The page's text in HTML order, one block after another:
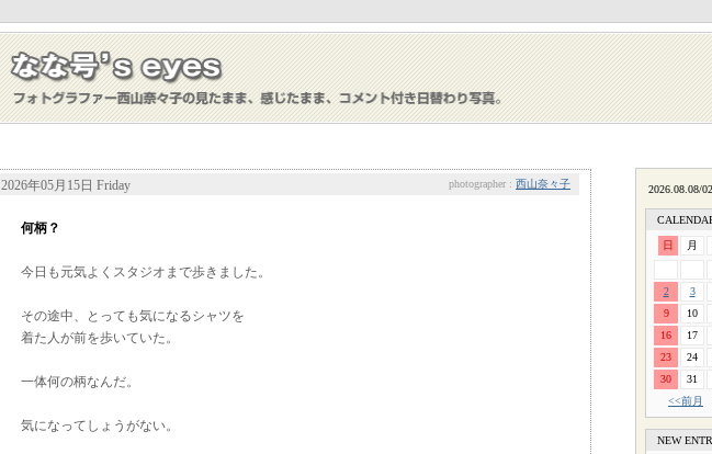
2026年05月15日 Friday photographer : 西山奈々子
何柄？
今日も元気よくスタジオまで歩きました。
その途中、とっても気になるシャツを
着た人が前を歩いていた。
一体何の柄なんだ。
気になってしょうがない。
日 月
2
3
9
10
16
17
23
24
30
31
<<前月
NEW